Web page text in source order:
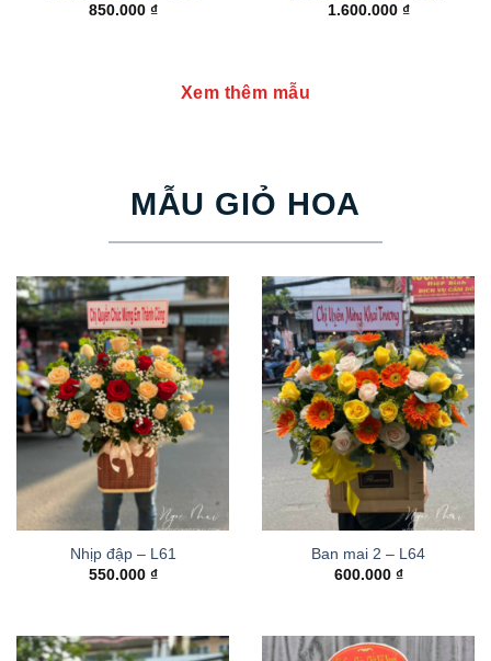
850.000 ₫
1.600.000 ₫
Xem thêm mẫu
MẪU GIỎ HOA
Nhịp đập – L61
550.000 ₫
Ban mai 2 – L64
600.000 ₫